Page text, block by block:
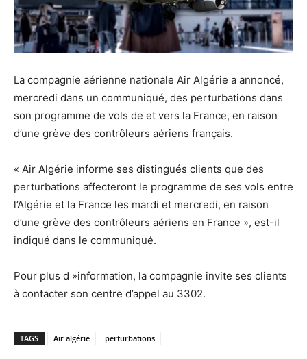
La compagnie aérienne nationale Air Algérie a annoncé,
mercredi dans un communiqué, des perturbations dans
son programme de vols de et vers la France, en raison
d’une grève des contrôleurs aériens français.
« Air Algérie informe ses distingués clients que des
perturbations affecteront le programme de ses vols entre
l’Algérie et la France les mardi et mercredi, en raison
d’une grève des contrôleurs aériens en France », est-il
indiqué dans le communiqué.
Pour plus d »information, la compagnie invite ses clients
à contacter son centre d’appel au 3302.
TAGS Air algérie perturbations